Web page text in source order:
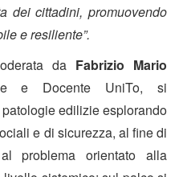
dei cittadini, promuovendo
e resiliente”.
da Fabrizio Mario
e Docente UniTo, si
edilizie esplorando
e di sicurezza, al fine di
problema orientato alla